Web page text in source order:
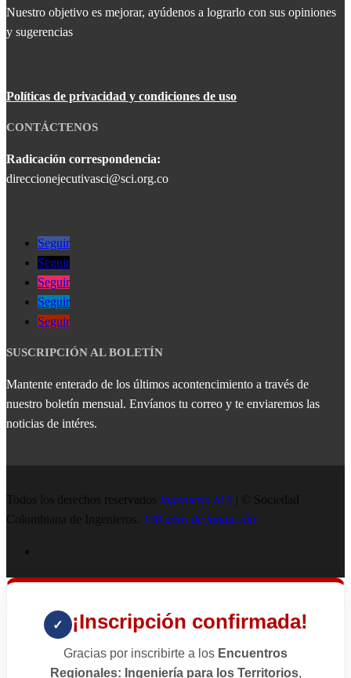
Nuestro objetivo es mejorar, ayúdenos a lograrlo con sus opiniones
y sugerencias
Políticas de privacidad y condiciones de uso
CONTÁCTENOS
Radicación correspondencia:
direccionejecutivasci@sci.org.co
Seguir
Seguir
Seguir
Seguir
Seguir
SUSCRIPCIÓN AL BOLETÍN
Mantente enterado de los últimos acontencimiento a través de
nuestro boletín mensual. Envíanos tu correo y te enviaremos las
noticias de intéres.
Todos los derechos reservados Ingenieria SCI
| © Sociedad
Colombiana de Ingenieros.
138 años de fundación
✓ ¡Inscripción confirmada!
Gracias por inscribirte a los Encuentros
Regionales: Ingeniería para los Territorios,